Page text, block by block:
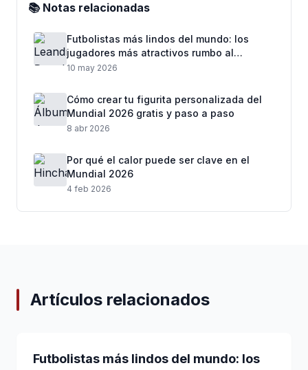
📚 Notas relacionadas
Futbolistas más lindos del mundo: los
jugadores más atractivos rumbo al
Mundial 2026
10 may 2026
Cómo crear tu figurita personalizada del
Mundial 2026 gratis y paso a paso
8 abr 2026
Por qué el calor puede ser clave en el
Mundial 2026
4 feb 2026
Artículos relacionados
Futbolistas más lindos del mundo: los